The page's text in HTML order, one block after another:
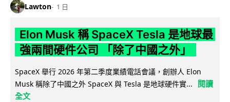
Lawton 1 日
Elon Musk 稱 SpaceX Tesla 是地球最
強兩間硬件公司 「除了中國之外」
SpaceX 舉行 2026 年第二季度業績電話會議，創辦人 Elon
Musk 稱除了中國之外 SpaceX 與 Tesla 是地球硬件實...
閱讀
全文